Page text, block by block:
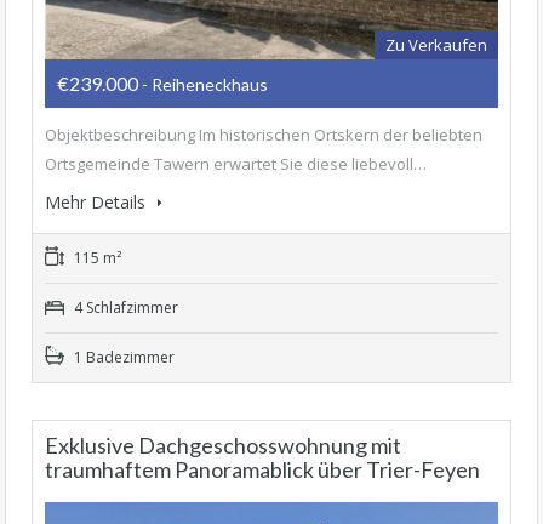
Zu Verkaufen
€239.000 - Reiheneckhaus
Objektbeschreibung Im historischen Ortskern der beliebten
Ortsgemeinde Tawern erwartet Sie diese liebevoll…
Mehr Details
115 m²
4 Schlafzimmer
1 Badezimmer
Exklusive Dachgeschosswohnung mit
traumhaftem Panoramablick über Trier-Feyen